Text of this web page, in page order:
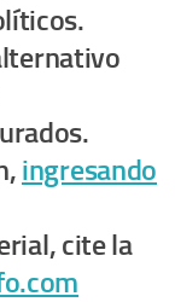
ingresando
cite la